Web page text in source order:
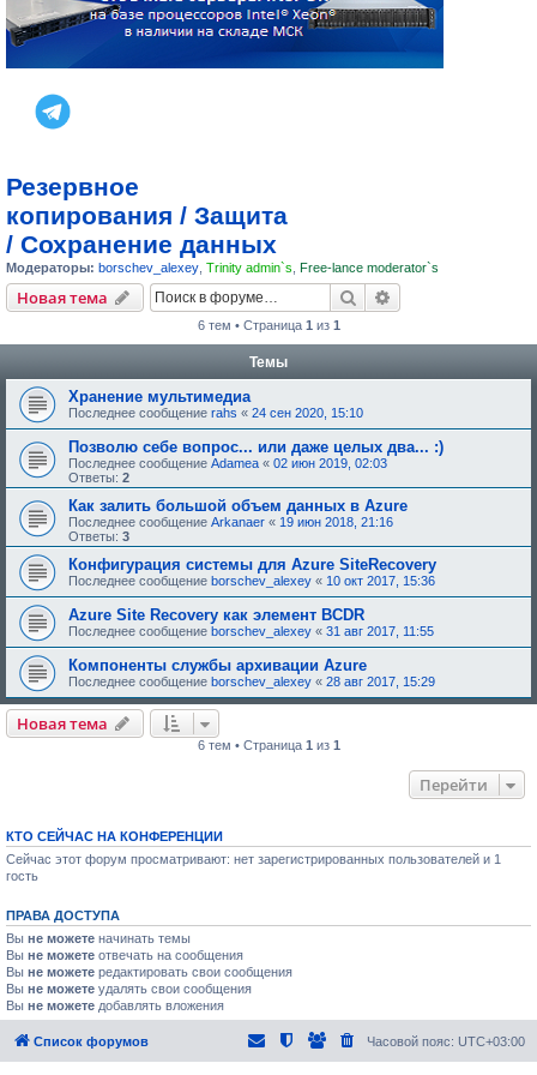
Резервное
копирования / Защита
/ Сохранение данных
Модераторы: borschev_alexey Trinity admin`s Free-lance moderator`s
Новая тема Поиск
6 тем • Страница 1 из 1
Темы
Хранение мультимедиа
Последнее сообщение rahs « 24 сен 2020, 15:10
Позволю себе вопрос... или даже целых два... :)
Последнее сообщение Adamea « 02 июн 2019, 02:03
Ответы: 2
Как залить большой объем данных в Azure
Последнее сообщение Arkanaer « 19 июн 2018, 21:16
Ответы: 3
Конфигурация системы для Azure SiteRecovery
Последнее сообщение borschev_alexey « 10 окт 2017, 15:36
Azure Site Recovery как элемент BCDR
Последнее сообщение borschev_alexey « 31 авг 2017, 11:55
Компоненты службы архивации Azure
Последнее сообщение borschev_alexey « 28 авг 2017, 15:29
Новая тема
6 тем • Страница 1 из 1
Перейти
КТО СЕЙЧАС НА КОНФЕРЕНЦИИ
Сейчас этот форум просматривают: нет зарегистрированных пользователей и 1
гость
ПРАВА ДОСТУПА
Вы не можете начинать темы
Вы не можете отвечать на сообщения
Вы не можете редактировать свои сообщения
Вы не можете удалять свои сообщения
Вы не можете добавлять вложения
Список форумов Часовой пояс: UTC+03:00